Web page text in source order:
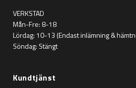
VERKSTAD
Mån-Fre: 8-18
Lördag: 10-13 (Endast inlämning &
Söndag: Stängt
Kundtjänst